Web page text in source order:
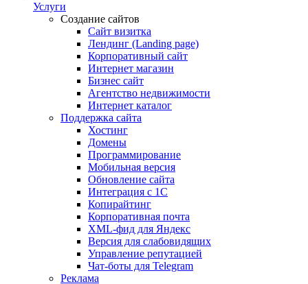
Услуги
Создание сайтов
Сайт визитка
Лендинг (Landing page)
Корпоративный сайт
Интернет магазин
Бизнес сайт
Агентство недвижимости
Интернет каталог
Поддержка сайта
Хостинг
Домены
Программирование
Мобильная версия
Обновление сайта
Интеграция с 1С
Копирайтинг
Корпоративная почта
XML-фид для Яндекс
Версия для слабовидящих
Управление репутацией
Чат-боты для Telegram
Реклама